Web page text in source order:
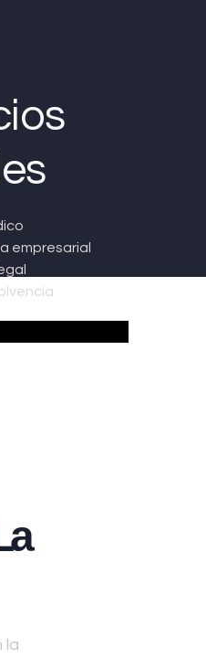
empresarial
la